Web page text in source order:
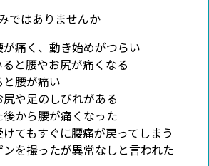
痛く、動き始めがつらい
と腰やお尻が痛くなる
腰が痛い
や足のしびれがある
から腰が痛くなった
てもすぐに腰痛が戻ってしまう
を撮ったが異常なしと言われた